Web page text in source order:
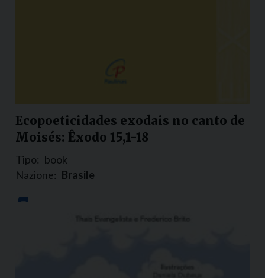
Ecopoeticidades exodais no canto de
Moisés: Êxodo 15,1-18
Tipo: book
Nazione: Brasile